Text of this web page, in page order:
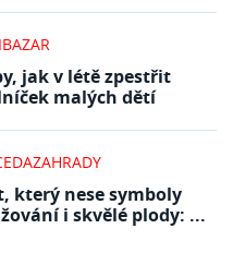
jak v létě zpestřit
malých dětí
který nese symboly
i skvělé plody: ...